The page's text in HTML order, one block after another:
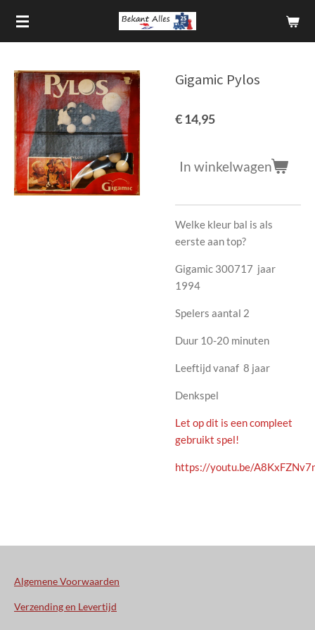
Ga
direct
hoofdinhoud
Gigamic Pylos
€ 14,95
In winkelwagen
Welke kleur bal is als
eerste aan top?
Gigamic 300717 jaar
1994
Spelers aantal 2
Duur 10-20 minuten
Leeftijd vanaf 8 jaar
Denkspel
Let op dit is een compleet
gebruikt spel!
https://youtu.be/
Algemene Voorwaarden
Verzending en Levertijd